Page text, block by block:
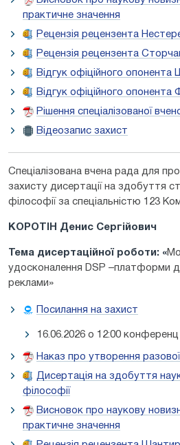
практичне значення
Рецензія рецензента
Рецензія рецензента
Відгук офіційного
Відгук офіційного опонента
Рішення спеціалізованої
Відеозапис захист
Спеціалізована вчена рада для
захисту дисертації на здобуття
філософії за спеціальністю 123
КОРОТІН Денис Сергійович
Тема дисертаційної роботи: «
удосконалення DSP –платформи
реклами»
Посилання на захист
16.06.2026 о 12:00 конференц
Наказ про утворення разової
Дисертація на здобуття
філософії
Висновок про наукову
практичне значення